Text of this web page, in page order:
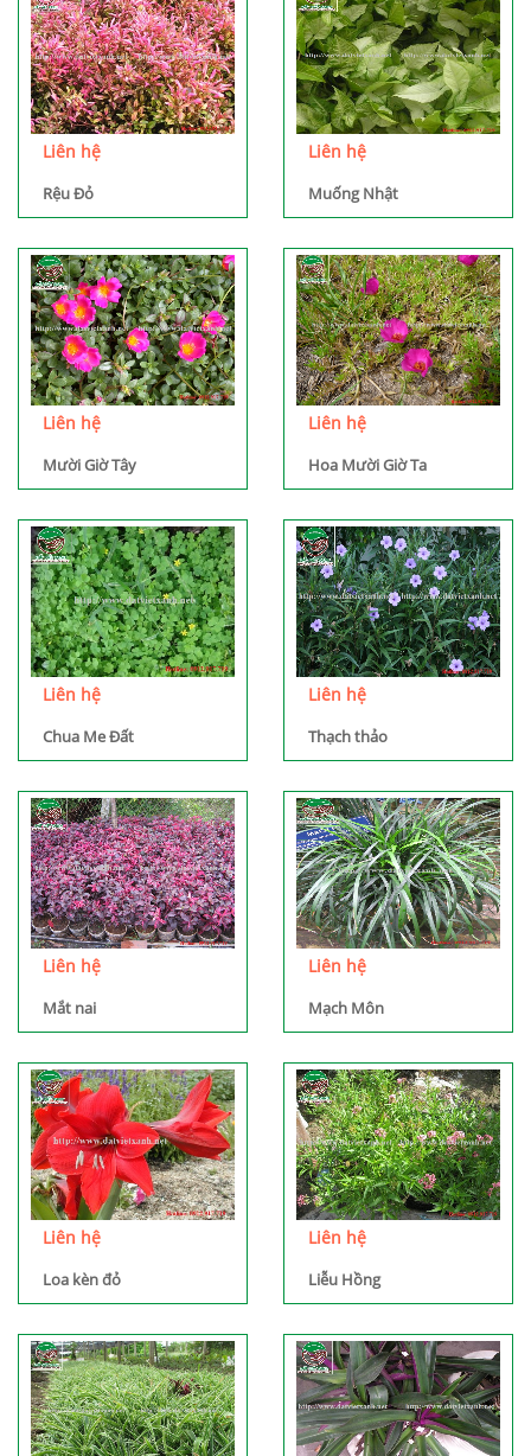
Liên hệ
Rệu Đỏ
Liên hệ
Muống Nhật
Liên hệ
Mười Giờ Tây
Liên hệ
Hoa Mười Giờ Ta
Liên hệ
Chua Me Đất
Liên hệ
Thạch thảo
Liên hệ
Mắt nai
Liên hệ
Mạch Môn
Liên hệ
Loa kèn đỏ
Liên hệ
Liễu Hồng